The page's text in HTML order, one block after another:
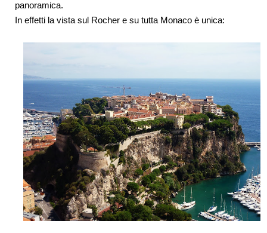
panoramica.
In effetti la vista sul Rocher e su tutta Monaco è unica: